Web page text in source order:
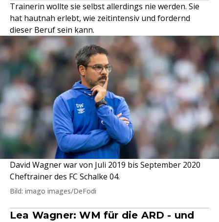
Trainerin wollte sie selbst allerdings nie werden. Sie
hat hautnah erlebt, wie zeitintensiv und fordernd
dieser Beruf sein kann.
David Wagner war von Juli 2019 bis September 2020
Cheftrainer des FC Schalke 04.
Bild: imago images/DeFodi
Lea Wagner: WM für die ARD - und